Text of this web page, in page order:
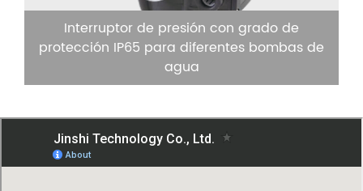
Interruptor de presión con grado de
protección IP65 para diferentes bombas de
agua